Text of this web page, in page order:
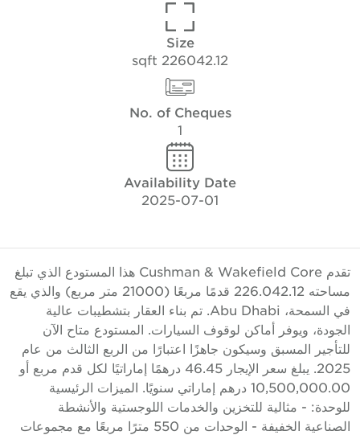
Size
226042.12 sqft
No. of Cheques
Availability Date
2025-07-01
تقدم Cushman & Wakefield Core هذا المستودع الذي تبلغ
مساحته 226.042.12 قدمًا مربعًا (21000 متر مربع) والذي يقع
في السمحة، Abu Dhabi. تم بناء العقار بتشطيبات عالية
الجودة، ويوفر أماكن لوقوف السيارات. المستودع متاح الآن
للتأجير المسبق وسيكون جاهزًا اعتبارًا من الربع الثالث من عام
2025. يبلغ سعر الإيجار 46.45 درهمًا إماراتيًا لكل قدم مربع أو
10,500,000.00 درهم إماراتي سنويًا. الميزات الرئيسية
للوحدة: - مثالية للتخزين والخدمات اللوجستية والأنشطة
الصناعية الخفيفة - الوحدات من 550 مترًا مربعًا مع مجموعات